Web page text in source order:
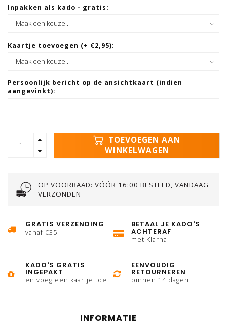
Inpakken als kado - gratis:
Kaartje toevoegen (+ €2,95):
Persoonlijk bericht op de ansichtkaart (indien
aangevinkt):
TOEVOEGEN AAN
WINKELWAGEN
OP VOORRAAD: VÓÓR 16:00 BESTELD, VANDAAG
VERZONDEN
GRATIS VERZENDING
vanaf €35
BETAAL JE KADO'S
ACHTERAF
met Klarna
KADO'S GRATIS
INGEPAKT
en voeg een kaartje toe
EENVOUDIG
RETOURNEREN
binnen 14 dagen
INFORMATIE